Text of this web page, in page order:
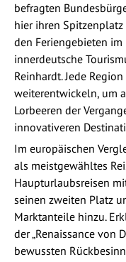
befragten
hier ihren
den Feriengebieten im
innerdeutsche
Reinhardt. Jede
weiterentwickeln, um
Lorbeeren der
innovativeren
Im europäischen
als meistgewähltes
Haupturlaubsreisen
seinen zweiten Platz
Marktanteile hinzu.
der „Renaissance von
bewussten